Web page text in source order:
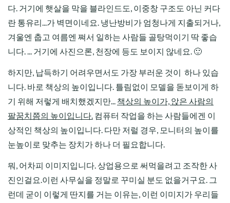
다. 거기에 햇살을 막을 블라인드도, 이중창 구조도 아닌 커다
란 통유리...가 벽면이네요. 냉난방비가 엄청나게 지출되거나,
겨울엔 춥고 여름엔 쪄서 일하는 사람들 골탕먹이기 딱 좋습
니다. ... 거기에 사진으론, 천장에 등도 보이지 않네요. 🙂
하지만, 납득하기 어려우면서도 가장 부러운 것이 하나 있습
니다. 바로 책상의 높이입니다. 틀림없이 모델을 돋보이게 하
기 위해 저렇게 배치했겠지만... 책상의 높이가, 앉은 사람의
팔꿈치쯤의 높이입니다. 컴퓨터 작업을 하는 사람들에겐 이
상적인 책상의 높이입니다. 다만 저럴 경우, 모니터의 높이를
눈높이로 맞추는 장치가 하나 더 필요합니다.
뭐, 어차피 이미지입니다. 상업용으로 써먹을려고 조작한 사
진인걸요.이런 사무실을 정말로 꾸미실 분도 없을거구요. 그
런데 굳이 이렇게 딴지를 거는 이유는, 이런 이미지가 우리들